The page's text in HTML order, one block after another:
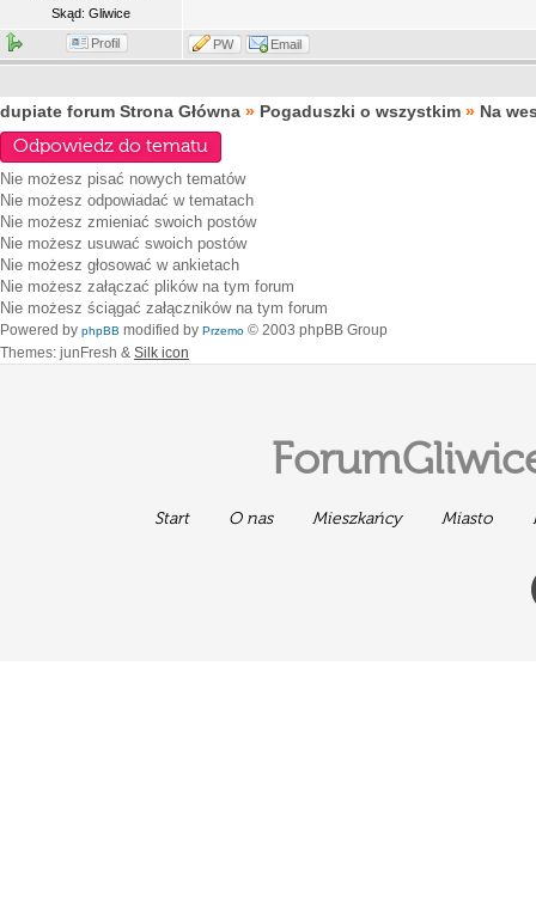
Skąd: Gliwice
Profil PW Email
dupiate forum Strona Główna » Pogaduszki o wszystkim » Na
Odpowiedz do tematu
Nie możesz pisać nowych tematów
Nie możesz odpowiadać w tematach
Nie możesz zmieniać swoich postów
Nie możesz usuwać swoich postów
Nie możesz głosować w ankietach
Nie możesz załączać plików na tym forum
Nie możesz ściągać załączników na tym forum
Powered by phpBB modified by Przemo © 2003 phpBB Group
Themes: junFresh & Silk icon
Start O nas Mieszkańcy Miasto